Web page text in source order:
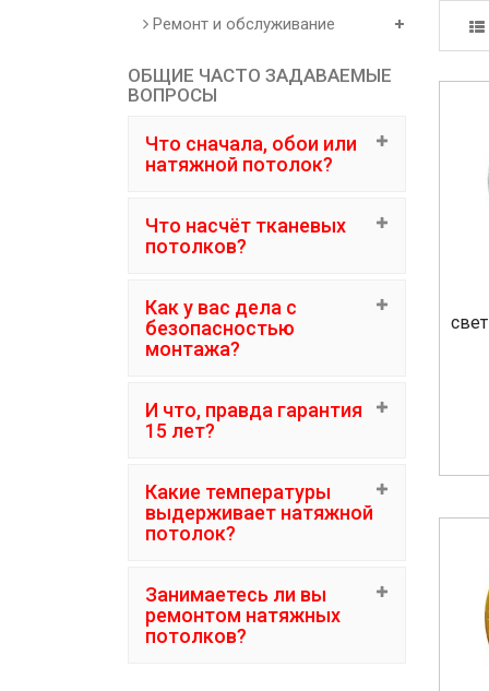
Ремонт и обслуживание
ОБЩИЕ ЧАСТО ЗАДАВАЕМЫЕ
ВОПРОСЫ
Что сначала, обои или
натяжной потолок?
Что насчёт тканевых
потолков?
Как у вас дела с
безопасностью
монтажа?
И что, правда гарантия
15 лет?
Какие температуры
выдерживает натяжной
потолок?
Занимаетесь ли вы
ремонтом натяжных
потолков?